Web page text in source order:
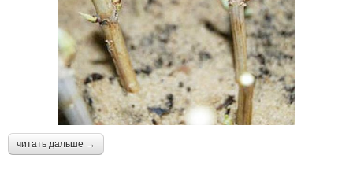
читать дальше →